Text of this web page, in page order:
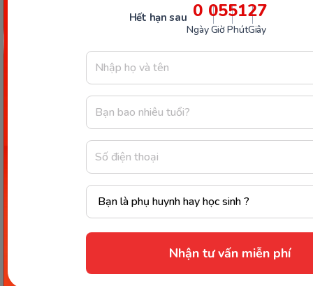
Hết hạn sau 0
Ngày
05
Giờ
51
Phút
26
Giây
Nhận tư vấn miễn phí
Các Bài Viết Mới Nhất
[Thảo luận] Cơn thịnh nộ (ăn
vạ) của trẻ | Kỷ luật tích cực #17
Ngày 18: Vì sao bé nhanh quên
từ tiếng Anh? Cách giúp con
nhớ lâu mà không cần học